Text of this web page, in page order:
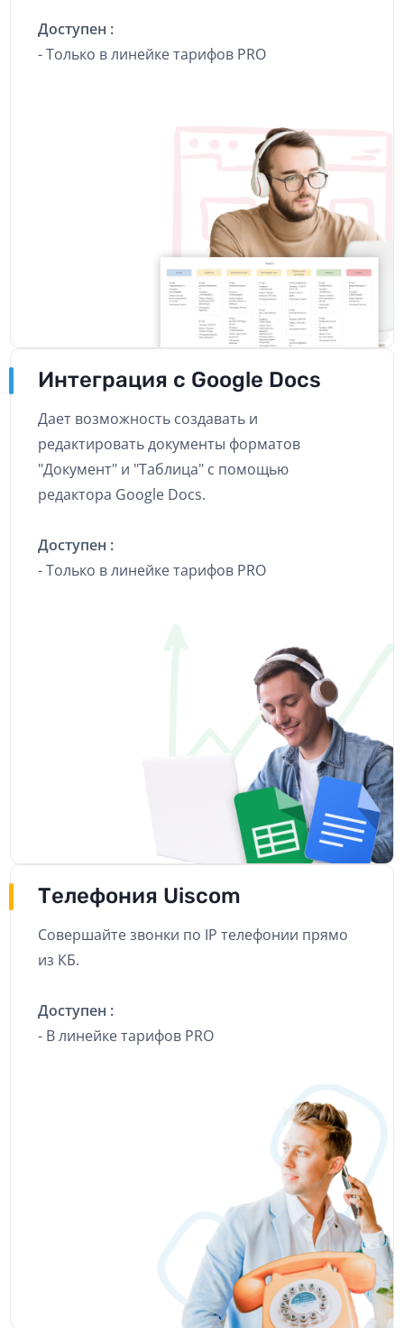
Доступен :
- Только в линейке тарифов PRO
Интеграция с Google Docs
Дает возможность создавать и
редактировать документы форматов
"Документ" и "Таблица" с помощью
редактора Google Docs.
Доступен :
- Только в линейке тарифов PRO
Телефония Uiscom
Совершайте звонки по IP телефонии прямо
из КБ.
Доступен :
- В линейке тарифов PRO